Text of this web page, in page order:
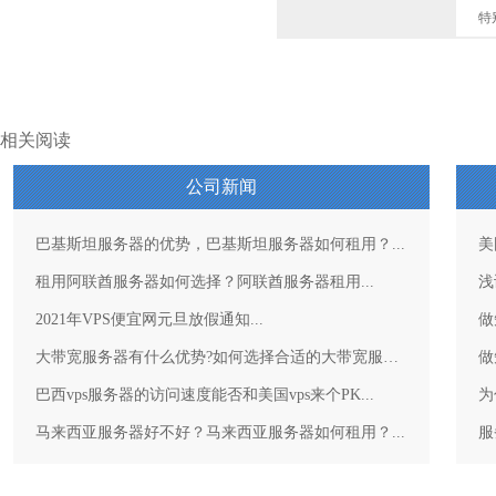
特
相关阅读
公司新闻
巴基斯坦服务器的优势，巴基斯坦服务器如何租用？...
租用阿联酋服务器如何选择？阿联酋服务器租用...
2021年VPS便宜网元旦放假通知...
大带宽服务器有什么优势?如何选择合适的大带宽服务器？...
巴西vps服务器的访问速度能否和美国vps来个PK...
马来西亚服务器好不好？马来西亚服务器如何租用？...